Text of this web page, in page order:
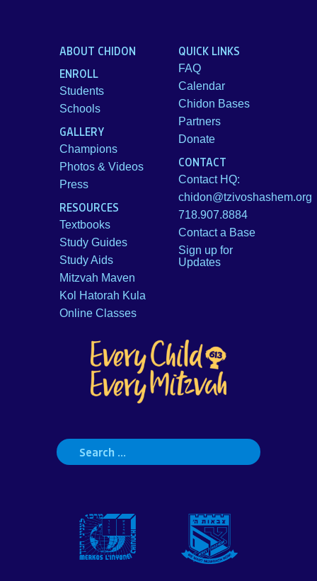
Search
for:
ABOUT CHIDON
ENROLL
Students
Schools
GALLERY
Champions
Photos & Videos
Press
RESOURCES
Textbooks
Study Guides
Study Aids
Mitzvah Maven
Kol Hatorah Kula
Online Classes
QUICK LINKS
FAQ
Calendar
Chidon Bases
Partners
Donate
CONTACT
Contact HQ:
chidon@tzivoshashem.org
718.907.8884
Contact a Base
Sign up for
Updates